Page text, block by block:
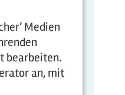
Medien
bearbeiten.
an, mit